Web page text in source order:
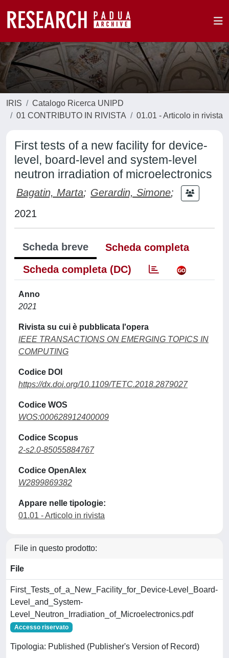
IRIS
Catalogo Ricerca UNIPD
01 CONTRIBUTO IN RIVISTA
01.01 - Articolo in rivista
First tests of a new facility for device-
level, board-level and system-level
neutron irradiation of microelectronics
Bagatin, Marta; Gerardin, Simone;
2021
Scheda breve
Scheda completa
Scheda completa (DC)
Anno
2021
Rivista su cui è pubblicata l'opera
IEEE TRANSACTIONS ON EMERGING TOPICS IN
COMPUTING
Codice DOI
https://dx.doi.org/10.1109/TETC.2018.2879027
Codice WOS
WOS:000628912400009
Codice Scopus
2-s2.0-85055884767
Codice OpenAlex
W2899869382
Appare nelle tipologie:
01.01 - Articolo in rivista
File in questo prodotto:
File
First_Tests_of_a_New_Facility_for_Device-Level_Board-
Level_and_System-
Level_Neutron_Irradiation_of_Microelectronics.pdf
Accesso riservato
Tipologia: Published (Publisher's Version of Record)